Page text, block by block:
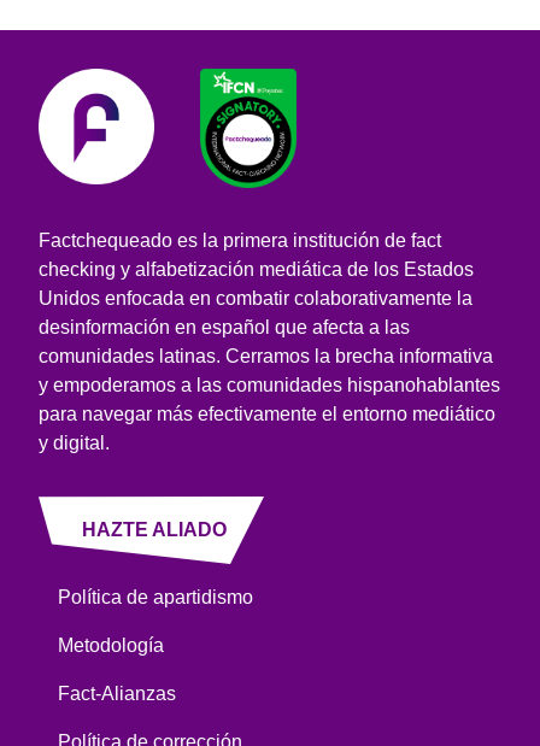
Factchequeado es la primera institución de fact
checking y alfabetización mediática de los Estados
Unidos enfocada en combatir colaborativamente la
desinformación en español que afecta a las
comunidades latinas. Cerramos la brecha informativa
y empoderamos a las comunidades hispanohablantes
para navegar más efectivamente el entorno mediático
y digital.
HAZTE ALIADO
Política de apartidismo
Metodología
Fact-Alianzas